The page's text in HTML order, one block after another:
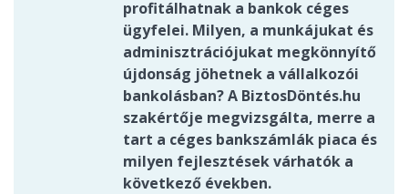
profitálhatnak a bankok céges
ügyfelei. Milyen, a munkájukat és
adminisztrációjukat megkönnyítő
újdonság jöhetnek a vállalkozói
bankolásban? A BiztosDöntés.hu
szakértője megvizsgálta, merre a
tart a céges bankszámlák piaca és
milyen fejlesztések várhatók a
következő években.